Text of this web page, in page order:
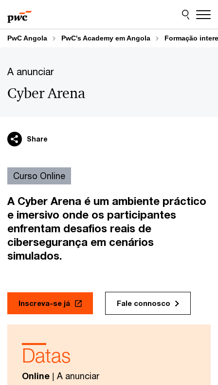
to
content
to
footer
PwC Angola PwC's Academy em Angola Formação
A anunciar
Cyber Arena
Share
Curso Online
A Cyber Arena é um ambiente práctico
e imersivo onde os participantes
enfrentam desafios reais de
cibersegurança em cenários
simulados.
Inscreva-se já Fale connosco
Datas
Online | A anunciar